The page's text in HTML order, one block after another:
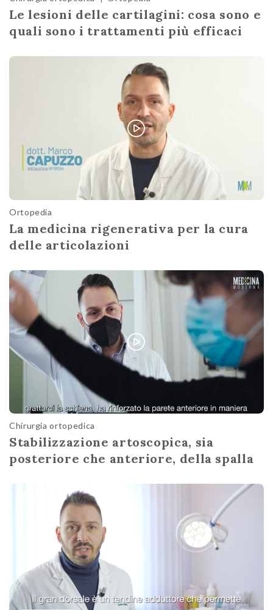
Le lesioni delle cartilagini: cosa sono e
quali sono i trattamenti più efficaci
Ortopedia
La medicina rigenerativa per la cura
delle articolazioni
Chirurgia ortopedica
Stabilizzazione artoscopica, sia
posteriore che anteriore, della spalla